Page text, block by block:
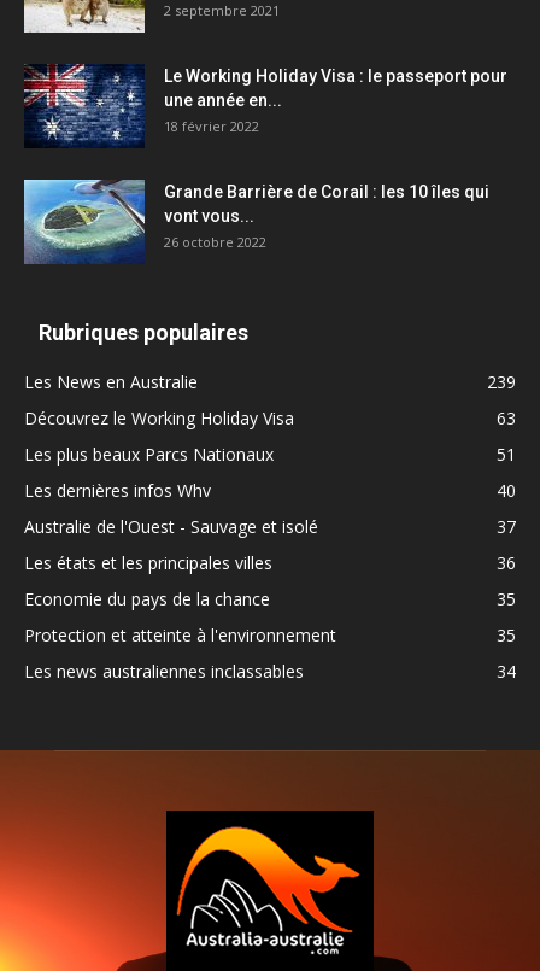
2 septembre 2021
Le Working Holiday Visa : le passeport pour
une année en...
18 février 2022
Grande Barrière de Corail : les 10 îles qui
vont vous...
26 octobre 2022
Rubriques populaires
Les News en Australie
239
Découvrez le Working Holiday Visa
63
Les plus beaux Parcs Nationaux
51
Les dernières infos Whv
40
Australie de l'Ouest - Sauvage et isolé
37
Les états et les principales villes
36
Economie du pays de la chance
35
Protection et atteinte à l'environnement
35
Les news australiennes inclassables
34